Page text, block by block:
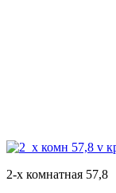
2-х комнатная 57,8